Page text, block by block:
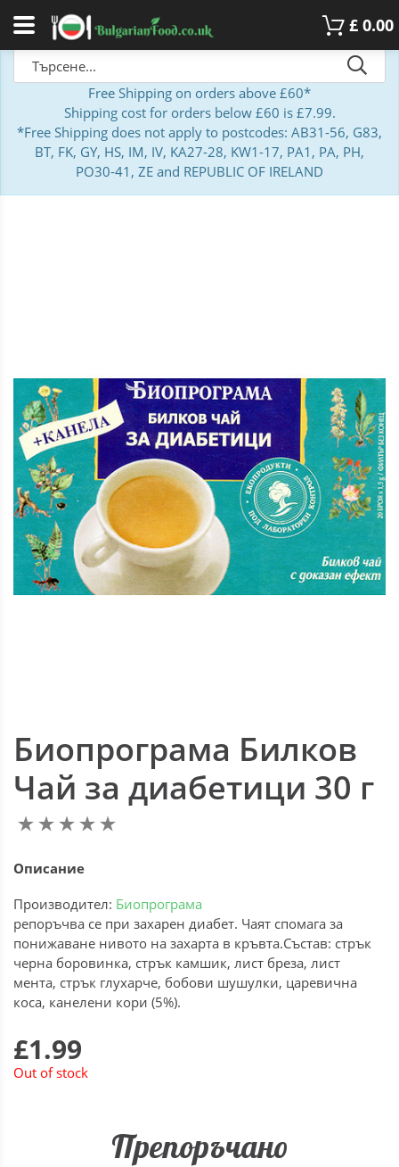
£ 0.00
Free Shipping on orders above £60*
Shipping cost for orders below £60 is £7.99.
*Free Shipping does not apply to postcodes: AB31-56, G83,
BT, FK, GY, HS, IM, IV, KA27-28, KW1-17, PA1, PA, PH,
PO30-41, ZE and REPUBLIC OF IRELAND
Биопрограма Билков
Чай за диабетици 30 г
Описание
Производител: Биопрограма
репоръчва се при захарен диабет. Чаят спомага за
понижаване нивото на захарта в кръвта.Състав: стрък
черна боровинка, стрък камшик, лист бреза, лист
мента, стрък глухарче, бобови шушулки, царевична
коса, канелени кори (5%).
£1.99
Out of stock
Препоръчано